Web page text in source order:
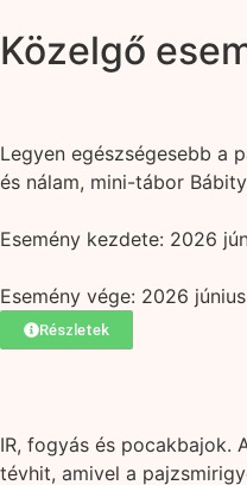
Közelgő
Legyen egészségesebb a
és nálam, mini-tábor
Esemény kezdete: 2026
Esemény vége: 2026
Részletek
IR, fogyás és pocakbajok.
tévhit, amivel a